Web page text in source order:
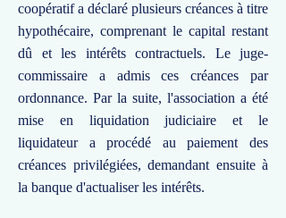
coopératif a déclaré plusieurs créances à titre
hypothécaire, comprenant le capital restant
dû et les intérêts contractuels. Le juge-
commissaire a admis ces créances par
ordonnance. Par la suite, l'association a été
mise en liquidation judiciaire et le
liquidateur a procédé au paiement des
créances privilégiées, demandant ensuite à
la banque d'actualiser les intérêts.